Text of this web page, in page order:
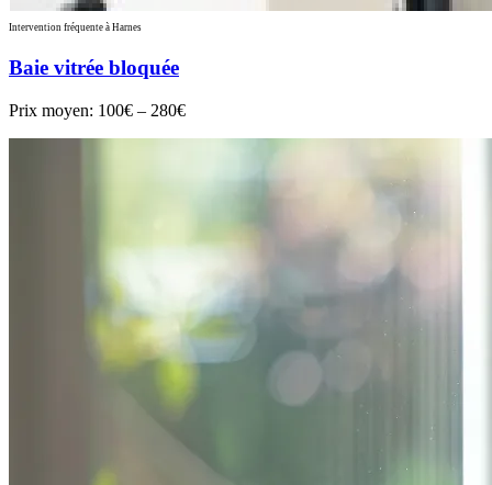
Intervention fréquente à Harnes
Baie vitrée bloquée
Prix moyen: 100€ – 280€